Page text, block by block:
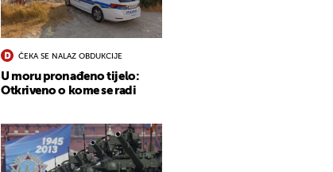
ČEKA SE NALAZ OBDUKCIJE
U moru pronađeno tijelo:
Otkriveno o kome se radi